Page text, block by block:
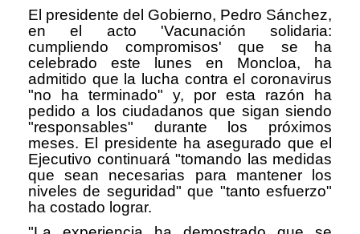
El presidente del Gobierno, Pedro Sánchez,
en el acto 'Vacunación solidaria:
cumpliendo compromisos' que se ha
celebrado este lunes en Moncloa, ha
admitido que la lucha contra el coronavirus
"no ha terminado" y, por esta razón ha
pedido a los ciudadanos que sigan siendo
"responsables" durante los próximos
meses. El presidente ha asegurado que el
Ejecutivo continuará "tomando las medidas
que sean necesarias para mantener los
niveles de seguridad" que "tanto esfuerzo"
ha costado lograr.